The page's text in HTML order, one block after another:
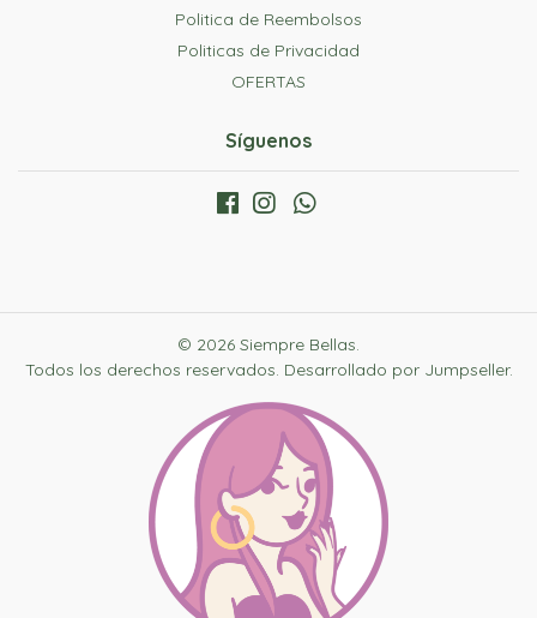
Politica de Reembolsos
Politicas de Privacidad
OFERTAS
Síguenos
© 2026 Siempre Bellas.
Todos los derechos reservados. Desarrollado por Jumpseller.